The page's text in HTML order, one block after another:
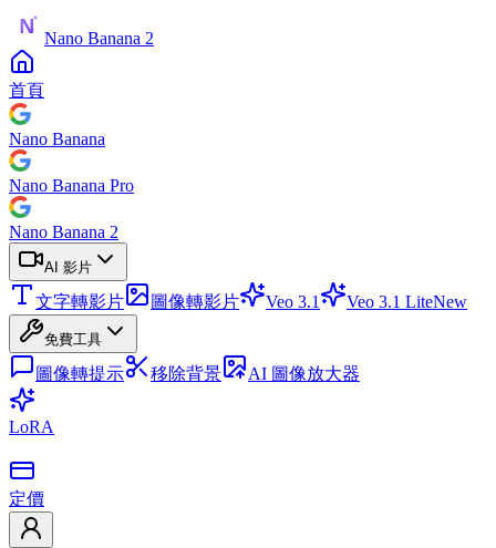
Nano Banana 2
首頁
Nano Banana
Nano Banana Pro
Nano Banana 2
AI 影片
文字轉影片 圖像轉影片 Veo 3.1 Veo 3.1 LiteNew
免費工具
圖像轉提示 移除背景 AI 圖像放大器
LoRA
定價